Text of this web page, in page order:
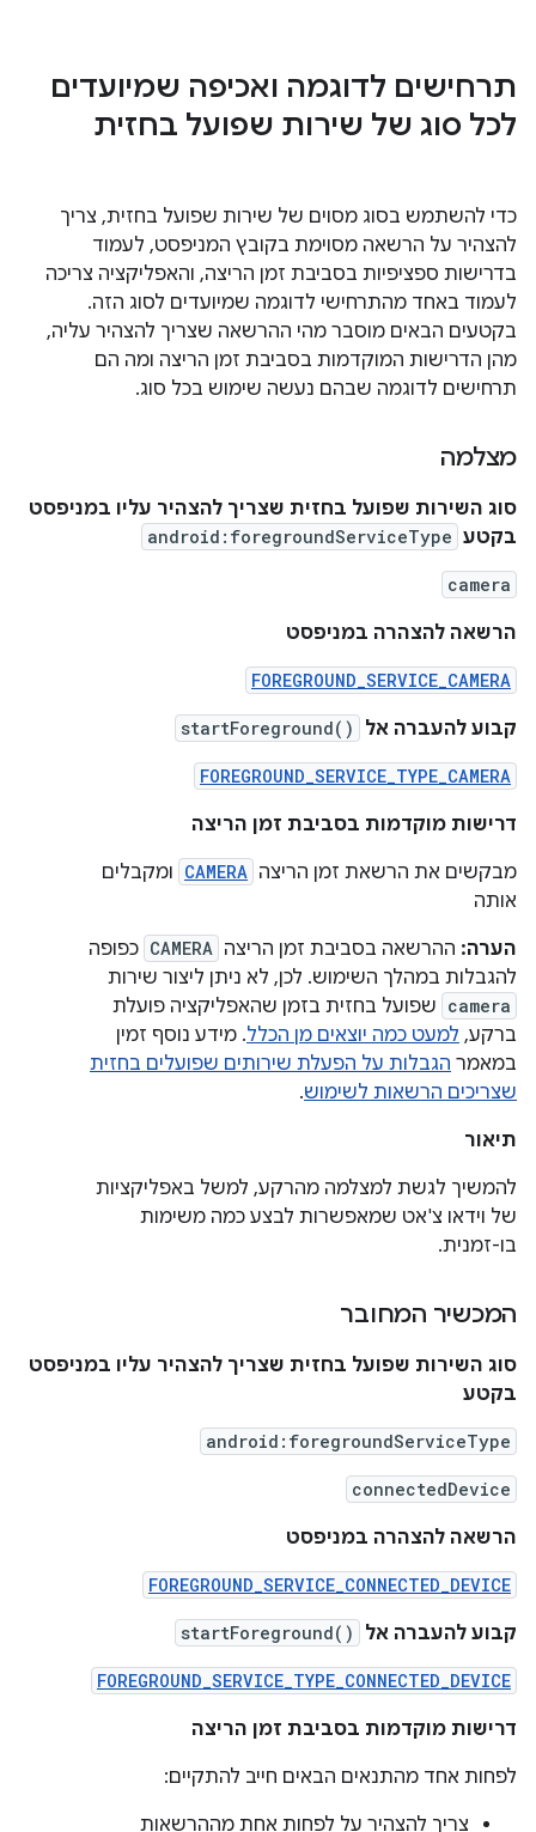
תרחישים לדוגמה ואכיפה שמיועדים
לכל סוג של שירות שפועל בחזית
כדי להשתמש בסוג מסוים של שירות שפועל בחזית, צריך
להצהיר על הרשאה מסוימת בקובץ המניפסט, לעמוד
בדרישות ספציפיות בסביבת זמן הריצה, והאפליקציה צריכה
לעמוד באחד מהתרחישי לדוגמה שמיועדים לסוג הזה.
בקטעים הבאים מוסבר מהי ההרשאה שצריך להצהיר עליה,
מהן הדרישות המוקדמות בסביבת זמן הריצה ומה הם
תרחישים לדוגמה שבהם נעשה שימוש בכל סוג.
מצלמה
סוג השירות שפועל בחזית שצריך להצהיר עליו במניפסט
בקטע android:foregroundServiceType
camera
הרשאה להצהרה במניפסט
FOREGROUND_SERVICE_CAMERA
קבוע להעברה אל startForeground()
FOREGROUND_SERVICE_TYPE_CAMERA
דרישות מוקדמות בסביבת זמן הריצה
מבקשים את הרשאת זמן הריצה CAMERA ומקבלים
אותה
הערה: ההרשאה בסביבת זמן הריצה CAMERA כפופה
להגבלות במהלך השימוש. לכן, לא ניתן ליצור שירות
camera שפועל בחזית בזמן שהאפליקציה פועלת
ברקע, למעט כמה יוצאים מן הכלל. מידע נוסף זמין
במאמר הגבלות על הפעלת שירותים שפועלים בחזית
שצריכים הרשאות לשימוש.
תיאור
להמשיך לגשת למצלמה מהרקע, למשל באפליקציות
של וידאו צ'אט שמאפשרות לבצע כמה משימות
בו-זמנית.
המכשיר המחובר
סוג השירות שפועל בחזית שצריך להצהיר עליו במניפסט
בקטע
android:foregroundServiceType
connectedDevice
הרשאה להצהרה במניפסט
FOREGROUND_SERVICE_CONNECTED_DEVICE
קבוע להעברה אל startForeground()
FOREGROUND_SERVICE_TYPE_CONNECTED_DEVICE
דרישות מוקדמות בסביבת זמן הריצה
לפחות אחד מהתנאים הבאים חייב להתקיים:
צריך להצהיר על לפחות אחת מההרשאות